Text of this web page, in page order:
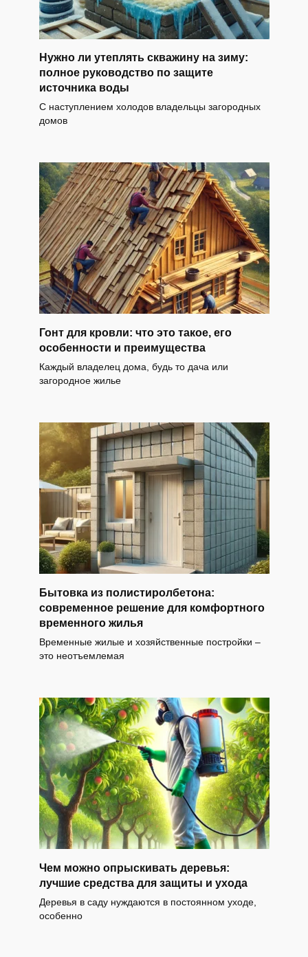
Нужно ли утеплять скважину на зиму:
полное руководство по защите
источника воды
С наступлением холодов владельцы загородных
домов
Гонт для кровли: что это такое, его
особенности и преимущества
Каждый владелец дома, будь то дача или
загородное жилье
Бытовка из полистиролбетона:
современное решение для комфортного
временного жилья
Временные жилые и хозяйственные постройки –
это неотъемлемая
Чем можно опрыскивать деревья:
лучшие средства для защиты и ухода
Деревья в саду нуждаются в постоянном уходе,
особенно